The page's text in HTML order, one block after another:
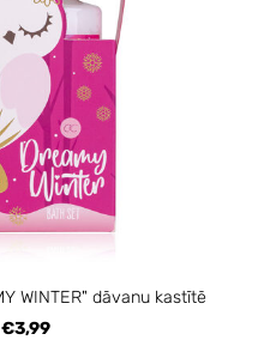
WINTER" dāvanu kastītē
€3,99